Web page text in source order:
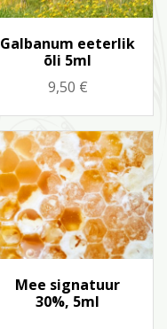
Kiirvaade
Galbanum eeterlik
õli 5ml
Hind
9,50 €
Kiirvaade
Mee signatuur
30%, 5ml